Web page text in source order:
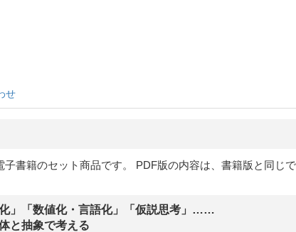
せ
書籍のセット商品です。 PDF版の内容は、書籍版と同じで
化」「数値化・言語化」「仮説思考」……
と抽象で考える